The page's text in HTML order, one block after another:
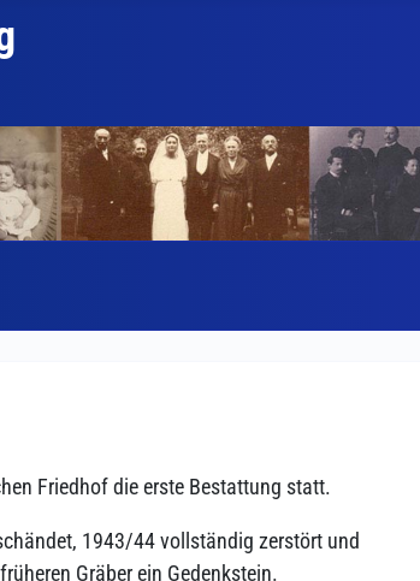
Friedhof die erste Bestattung statt.
1943/44 vollständig zerstört und
Gräber ein Gedenkstein.